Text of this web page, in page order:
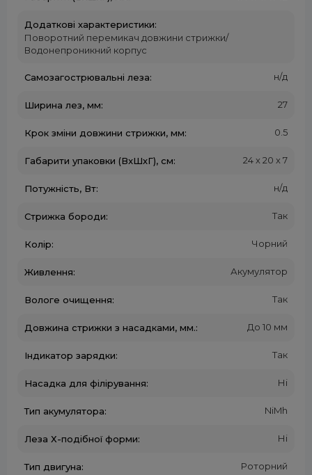
Додаткові характеристики:
Поворотний перемикач довжини стрижки/
Водонепроникний корпус
Самозагострювальні леза: н/д
Ширина лез, мм: 27
Крок зміни довжини стрижки, мм: 0.5
Габарити упаковки (ВxШхГ), см: 24 х 20 х 7
Потужність, Вт: н/д
Стрижка бороди: Так
Колір: Чорний
Живлення: Акумулятор
Вологе очищення: Так
Довжина стрижки з насадками, мм.: До 10 мм
Індикатор зарядки: Так
Насадка для філірування: Ні
Тип акумулятора: NiMh
Леза Х-подібної форми: Ні
Тип двигуна: Роторний